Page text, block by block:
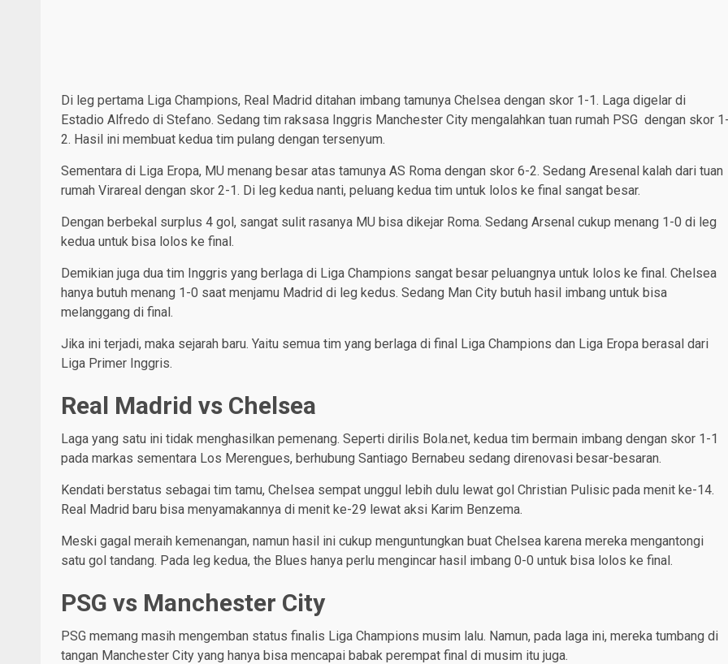
Di leg pertama Liga Champions, Real Madrid ditahan imbang tamunya Chelsea dengan skor 1-1. Laga digelar di
Estadio Alfredo di Stefano. Sedang tim raksasa Inggris Manchester City mengalahkan tuan rumah PSG dengan skor
2. Hasil ini membuat kedua tim pulang dengan tersenyum.
Sementara di Liga Eropa, MU menang besar atas tamunya AS Roma dengan skor 6-2. Sedang Aresenal kalah dari tuan
rumah Virareal dengan skor 2-1. Di leg kedua nanti, peluang kedua tim untuk lolos ke final sangat besar.
Dengan berbekal surplus 4 gol, sangat sulit rasanya MU bisa dikejar Roma. Sedang Arsenal cukup menang 1-0 di leg
kedua untuk bisa lolos ke final.
Demikian juga dua tim Inggris yang berlaga di Liga Champions sangat besar peluangnya untuk lolos ke final. Chelsea
hanya butuh menang 1-0 saat menjamu Madrid di leg kedus. Sedang Man City butuh hasil imbang untuk bisa
melanggang di final.
Jika ini terjadi, maka sejarah baru. Yaitu semua tim yang berlaga di final Liga Champions dan Liga Eropa berasal dari
Liga Primer Inggris.
Real Madrid vs Chelsea
Laga yang satu ini tidak menghasilkan pemenang. Seperti dirilis Bola.net, kedua tim bermain imbang dengan skor 1-1
pada markas sementara Los Merengues, berhubung Santiago Bernabeu sedang direnovasi besar-besaran.
Kendati berstatus sebagai tim tamu, Chelsea sempat unggul lebih dulu lewat gol Christian Pulisic pada menit ke-14.
Real Madrid baru bisa menyamakannya di menit ke-29 lewat aksi Karim Benzema.
Meski gagal meraih kemenangan, namun hasil ini cukup menguntungkan buat Chelsea karena mereka mengantongi
satu gol tandang. Pada leg kedua, the Blues hanya perlu mengincar hasil imbang 0-0 untuk bisa lolos ke final.
PSG vs Manchester City
PSG memang masih mengemban status finalis Liga Champions musim lalu. Namun, pada laga ini, mereka tumbang di
tangan Manchester City yang hanya bisa mencapai babak perempat final di musim itu juga.